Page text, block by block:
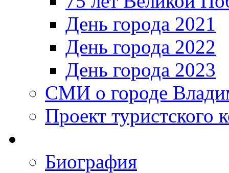
День города 2021
День города 2022
День города 2023
СМИ о городе
Проект туристского
Биография